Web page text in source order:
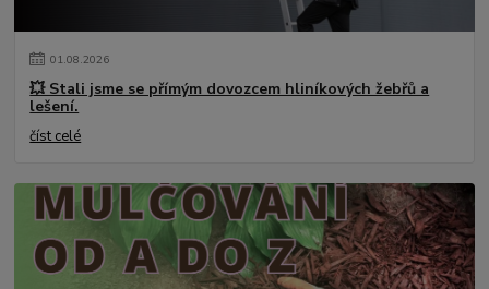
01.08.2026
💥 Stali jsme se přímým dovozcem hliníkových žebřů a
lešení.
číst celé